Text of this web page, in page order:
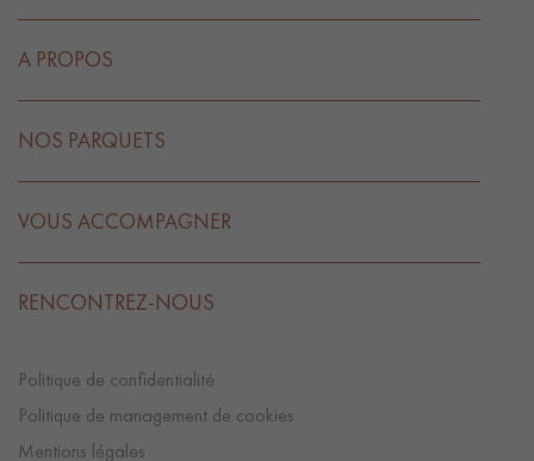
A PROPOS
NOS PARQUETS
VOUS ACCOMPAGNER
RENCONTREZ-NOUS
Politique de confidentialité
Politique de management de cookies
Mentions légales